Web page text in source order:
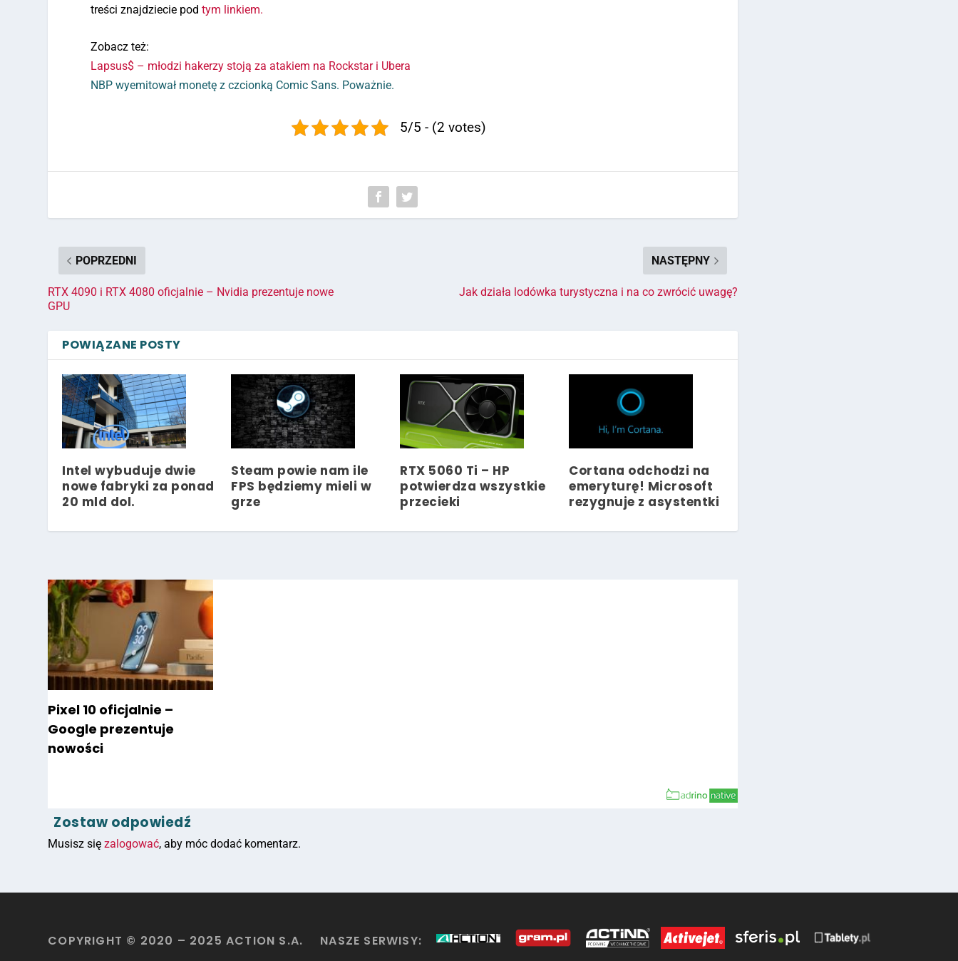
treści znajdziecie podtym linkiem.
Zobacz też:
Lapsus$ – młodzi hakerzy stoją za atakiem na Rockstar i Ubera
NBP wyemitował monetę z czcionką Comic Sans. Poważnie.
5/5 - (2 votes)
POPRZEDNI
RTX 4090 i RTX 4080 oficjalnie – Nvidia prezentuje nowe
GPU
NASTĘPNY
Jak działa lodówka turystyczna i na co zwrócić uwagę?
POWIĄZANE POSTY
Intel wybuduje dwie
nowe fabryki za ponad
20 mld dol.
Steam powie nam ile
FPS będziemy mieli w
grze
RTX 5060 Ti – HP
potwierdza wszystkie
przecieki
Cortana odchodzi na
emeryturę! Microsoft
rezygnuje z asystentki
Pixel 10 oficjalnie –
Google prezentuje
nowości
Zostaw odpowiedź
Musisz sięzalogować, aby móc dodać komentarz.
COPYRIGHT © 2020 – 2025 ACTION S.A. NASZE SERWISY: